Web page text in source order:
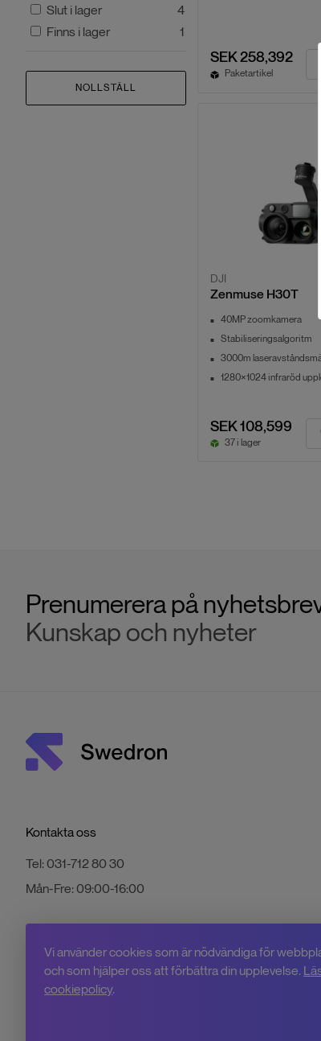
Slut i lager
4
Finns i lager
1
NOLLSTÄLL
SEK 258,392
Paketartikel
DJI
Zenmuse H30T
40MP zoomkamera
Stabiliseringsalgoritm
3000m
1280×1024 infraröd
SEK 108,599
37 i lager
Prenumerera på
Kunskap och nyheter
Kontakta oss
Tel:031-712 80 30
Mån-Fre:09:00-16:00
Vi använder cookies som är nödvändiga för
och som hjälper oss att förbättra din upplevelse.
cookiepolicy.